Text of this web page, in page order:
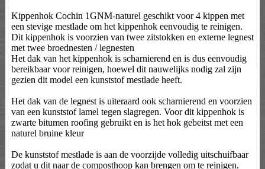
Kippenhok Cochin 1GNM-naturel geschikt voor 4 kippen met
een stevige mestlade om het kippenhok eenvoudig te reinigen.
Dit kippenhok is voorzien van twee zitstokken en externe legnest
met twee broednesten / legnesten
Het dak van het kippenhok is scharnierend en is dus eenvoudig
bereikbaar voor reinigen, hoewel dit nauwelijks nodig zal zijn
gezien dit model een kunststof mestlade heeft.
Het dak van de legnest is uiteraard ook scharnierend en voorzien
van een kunststof lamel tegen slagregen. Voor dit kippenhok is
zwarte bitumen roofing gebruikt en is het hok gebeitst met een
naturel bruine kleur
De kunststof mestlade is aan de voorzijde volledig uitschuifbaar
zodat u dit naar de composthoop kan brengen om te reinigen.